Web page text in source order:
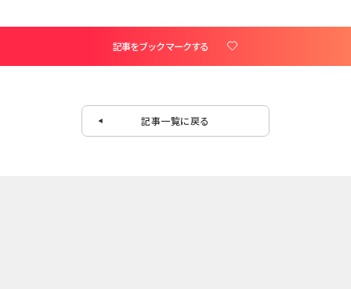
記事をブックマークする
記事一覧に戻る